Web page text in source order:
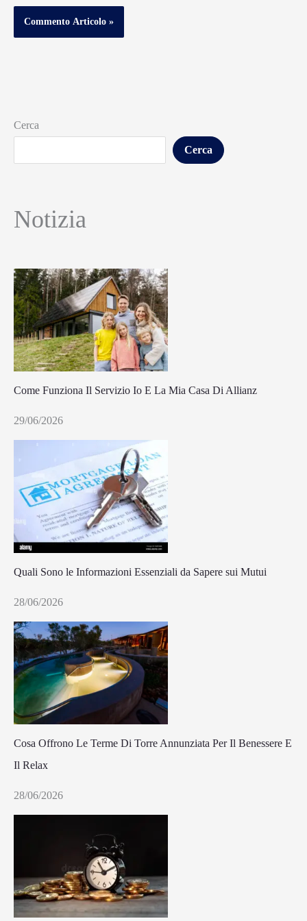
Cerca
Cerca
Notizia
Come Funziona Il Servizio Io E La Mia Casa Di Allianz
29/06/2026
Quali Sono le Informazioni Essenziali da Sapere sui Mutui
28/06/2026
Cosa Offrono Le Terme Di Torre Annunziata Per Il Benessere E
Il Relax
28/06/2026